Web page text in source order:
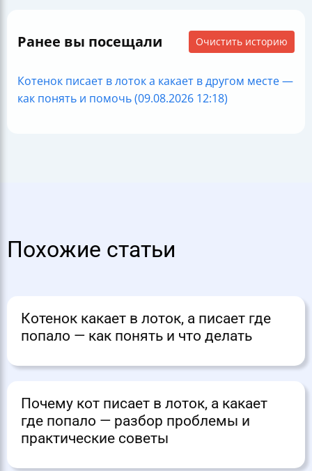
Ранее вы посещали Очистить историю
Котенок писает в лоток а какает в другом месте —
как понять и помочь (09.08.2026 12:18)
Похожие статьи
Котенок какает в лоток, а писает где
попало — как понять и что делать
Почему кот писает в лоток, а какает
где попало — разбор проблемы и
практические советы